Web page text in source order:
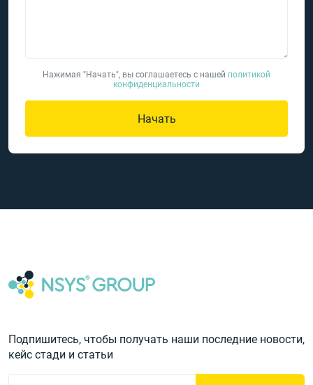
Нажимая "Начать", вы соглашаетесь с нашей политикой
конфиденциальности
Начать
Подпишитесь, чтобы получать наши последние новости,
кейс стади и статьи